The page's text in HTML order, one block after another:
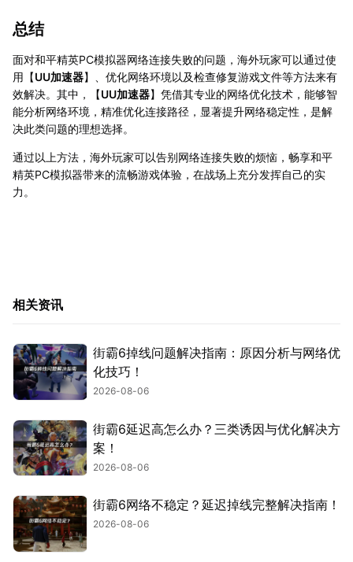
总结
面对和平精英PC模拟器网络连接失败的问题，海外玩家可以通过使
用【UU加速器】、优化网络环境以及检查修复游戏文件等方法来有
效解决。其中，【UU加速器】凭借其专业的网络优化技术，能够智
能分析网络环境，精准优化连接路径，显著提升网络稳定性，是解
决此类问题的理想选择。
通过以上方法，海外玩家可以告别网络连接失败的烦恼，畅享和平
精英PC模拟器带来的流畅游戏体验，在战场上充分发挥自己的实
力。
相关资讯
街霸6掉线问题解决指南：原因分析与网络优
化技巧！
2026-08-06
街霸6延迟高怎么办？三类诱因与优化解决方
案！
2026-08-06
街霸6网络不稳定？延迟掉线完整解决指南！
2026-08-06